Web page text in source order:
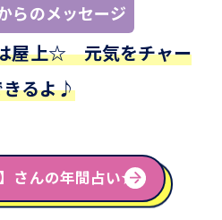
らのメッセージ
屋上☆ 元気をチャー
きるよ♪
さんの年間占い★